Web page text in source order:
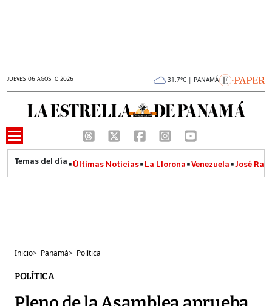
JUEVES 06 AGOSTO 2026 31.7°C | PANAMÁ
Últimas Noticias La Llorona Venezuela José
Inicio> Panamá> Política
POLÍTICA